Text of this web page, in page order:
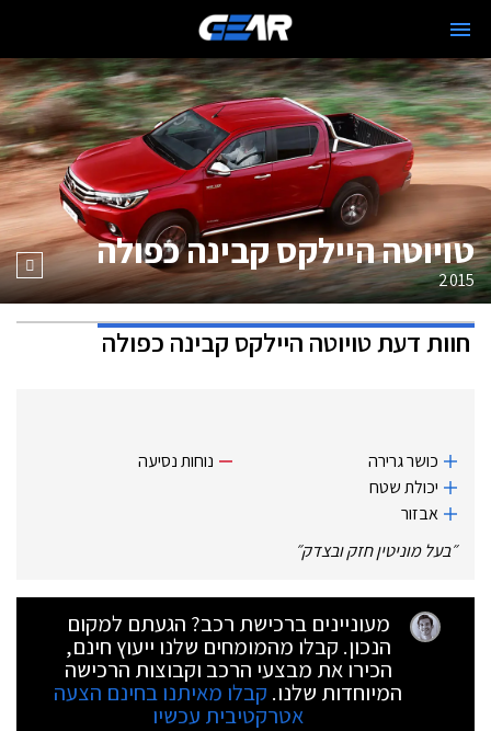
טויוטה היילקס קבינה כפולה
2015
חוות דעתטויוטה היילקס קבינה כפולה
כושר גרירה
יכולת שטח
אבזור
נוחות נסיעה
״בעל מוניטין חזק ובצדק״
מעוניינים ברכישת רכב? הגעתם למקום
הנכון. קבלו מהמומחים שלנו ייעוץ חינם,
הכירו את מבצעי הרכב וקבוצות הרכישה
המיוחדות שלנו. קבלו מאיתנו בחינם הצעה
אטרקטיבית עכשיו